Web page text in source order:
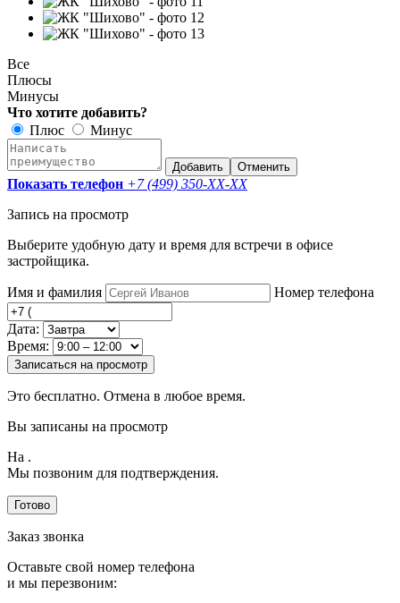
Все
Плюсы
Минусы
Что хотите добавить?
Плюс
Минус
Добавить Отменить
Показать телефон +7 (499) 350-XX-XX
Запись на просмотр
Выберите удобную дату и время для встречи в офисе
застройщика.
Имя и фамилия Номер телефона
Дата:
Время:
Записаться на просмотр
Это бесплатно. Отмена в любое время.
Вы записаны на просмотр
На .
Мы позвоним для подтверждения.
Готово
Заказ звонка
Оставьте свой номер телефона
и мы перезвоним: